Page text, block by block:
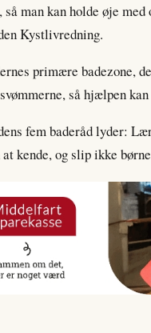
så man kan holde øje
Kystlivredning.
primære badezone,
så hjælpen
fem baderåd lyder:
kende, og slip ikke